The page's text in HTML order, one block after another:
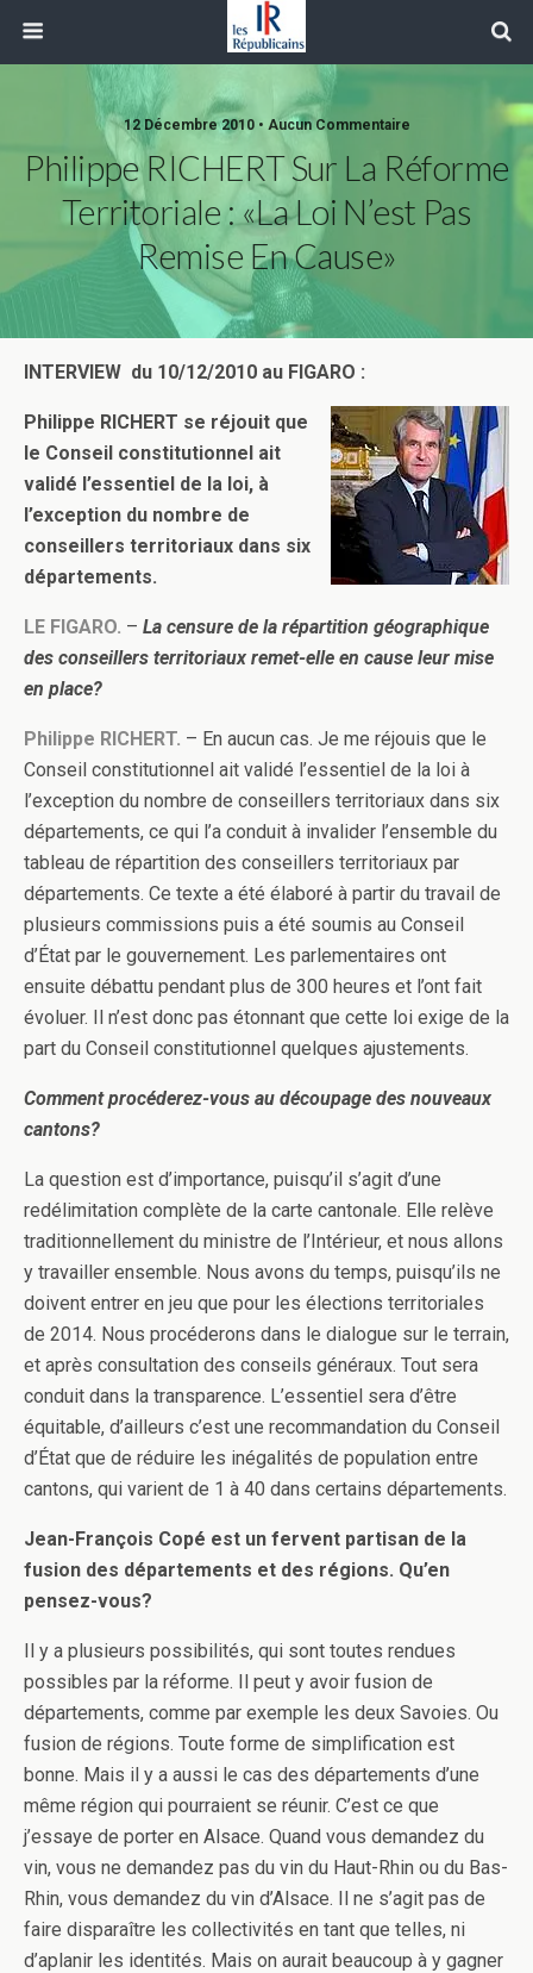
12 Décembre 2010 • Aucun Commentaire
Philippe RICHERT Sur La Réforme
Territoriale : «La Loi N’est Pas
Remise En Cause»
INTERVIEW du 10/12/2010 au FIGARO :
Philippe RICHERT se réjouit que
le Conseil constitutionnel ait
validé l’essentiel de la loi, à
l’exception du nombre de
conseillers territoriaux dans six
départements.
LE FIGARO. – La censure de la répartition géographique
des conseillers territoriaux remet-elle en cause leur mise
en place?
Philippe RICHERT. – En aucun cas. Je me réjouis que le
Conseil constitutionnel ait validé l’essentiel de la loi à
l’exception du nombre de conseillers territoriaux dans six
départements, ce qui l’a conduit à invalider l’ensemble du
tableau de répartition des conseillers territoriaux par
départements. Ce texte a été élaboré à partir du travail de
plusieurs commissions puis a été soumis au Conseil
d’État par le gouvernement. Les parlementaires ont
ensuite débattu pendant plus de 300 heures et l’ont fait
évoluer. Il n’est donc pas étonnant que cette loi exige de la
part du Conseil constitutionnel quelques ajustements.
Comment procéderez-vous au découpage des nouveaux
cantons?
La question est d’importance, puisqu’il s’agit d’une
redélimitation complète de la carte cantonale. Elle relève
traditionnellement du ministre de l’Intérieur, et nous allons
y travailler ensemble. Nous avons du temps, puisqu’ils ne
doivent entrer en jeu que pour les élections territoriales
de 2014. Nous procéderons dans le dialogue sur le terrain,
et après consultation des conseils généraux. Tout sera
conduit dans la transparence. L’essentiel sera d’être
équitable, d’ailleurs c’est une recommandation du Conseil
d’État que de réduire les inégalités de population entre
cantons, qui varient de 1 à 40 dans certains départements.
Jean-François Copé est un fervent partisan de la
fusion des départements et des régions. Qu’en
pensez-vous?
Il y a plusieurs possibilités, qui sont toutes rendues
possibles par la réforme. Il peut y avoir fusion de
départements, comme par exemple les deux Savoies. Ou
fusion de régions. Toute forme de simplification est
bonne. Mais il y a aussi le cas des départements d’une
même région qui pourraient se réunir. C’est ce que
j’essaye de porter en Alsace. Quand vous demandez du
vin, vous ne demandez pas du vin du Haut-Rhin ou du Bas-
Rhin, vous demandez du vin d’Alsace. Il ne s’agit pas de
faire disparaître les collectivités en tant que telles, ni
d’aplanir les identités. Mais on aurait beaucoup à y gagner